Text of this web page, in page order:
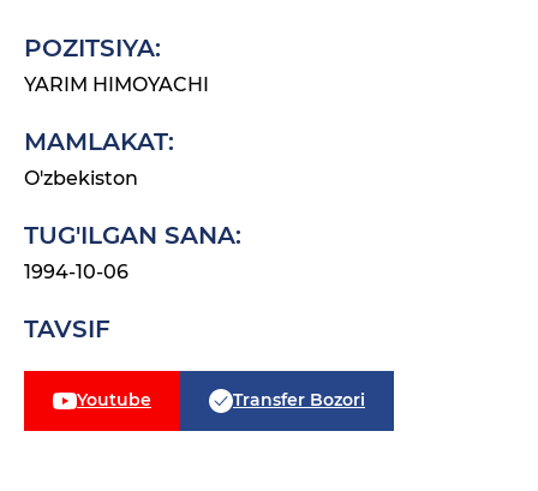
POZITSIYA:
YARIM HIMOYACHI
MAMLAKAT:
O'zbekiston
TUG'ILGAN SANA:
1994-10-06
TAVSIF
Youtube Transfer Bozori